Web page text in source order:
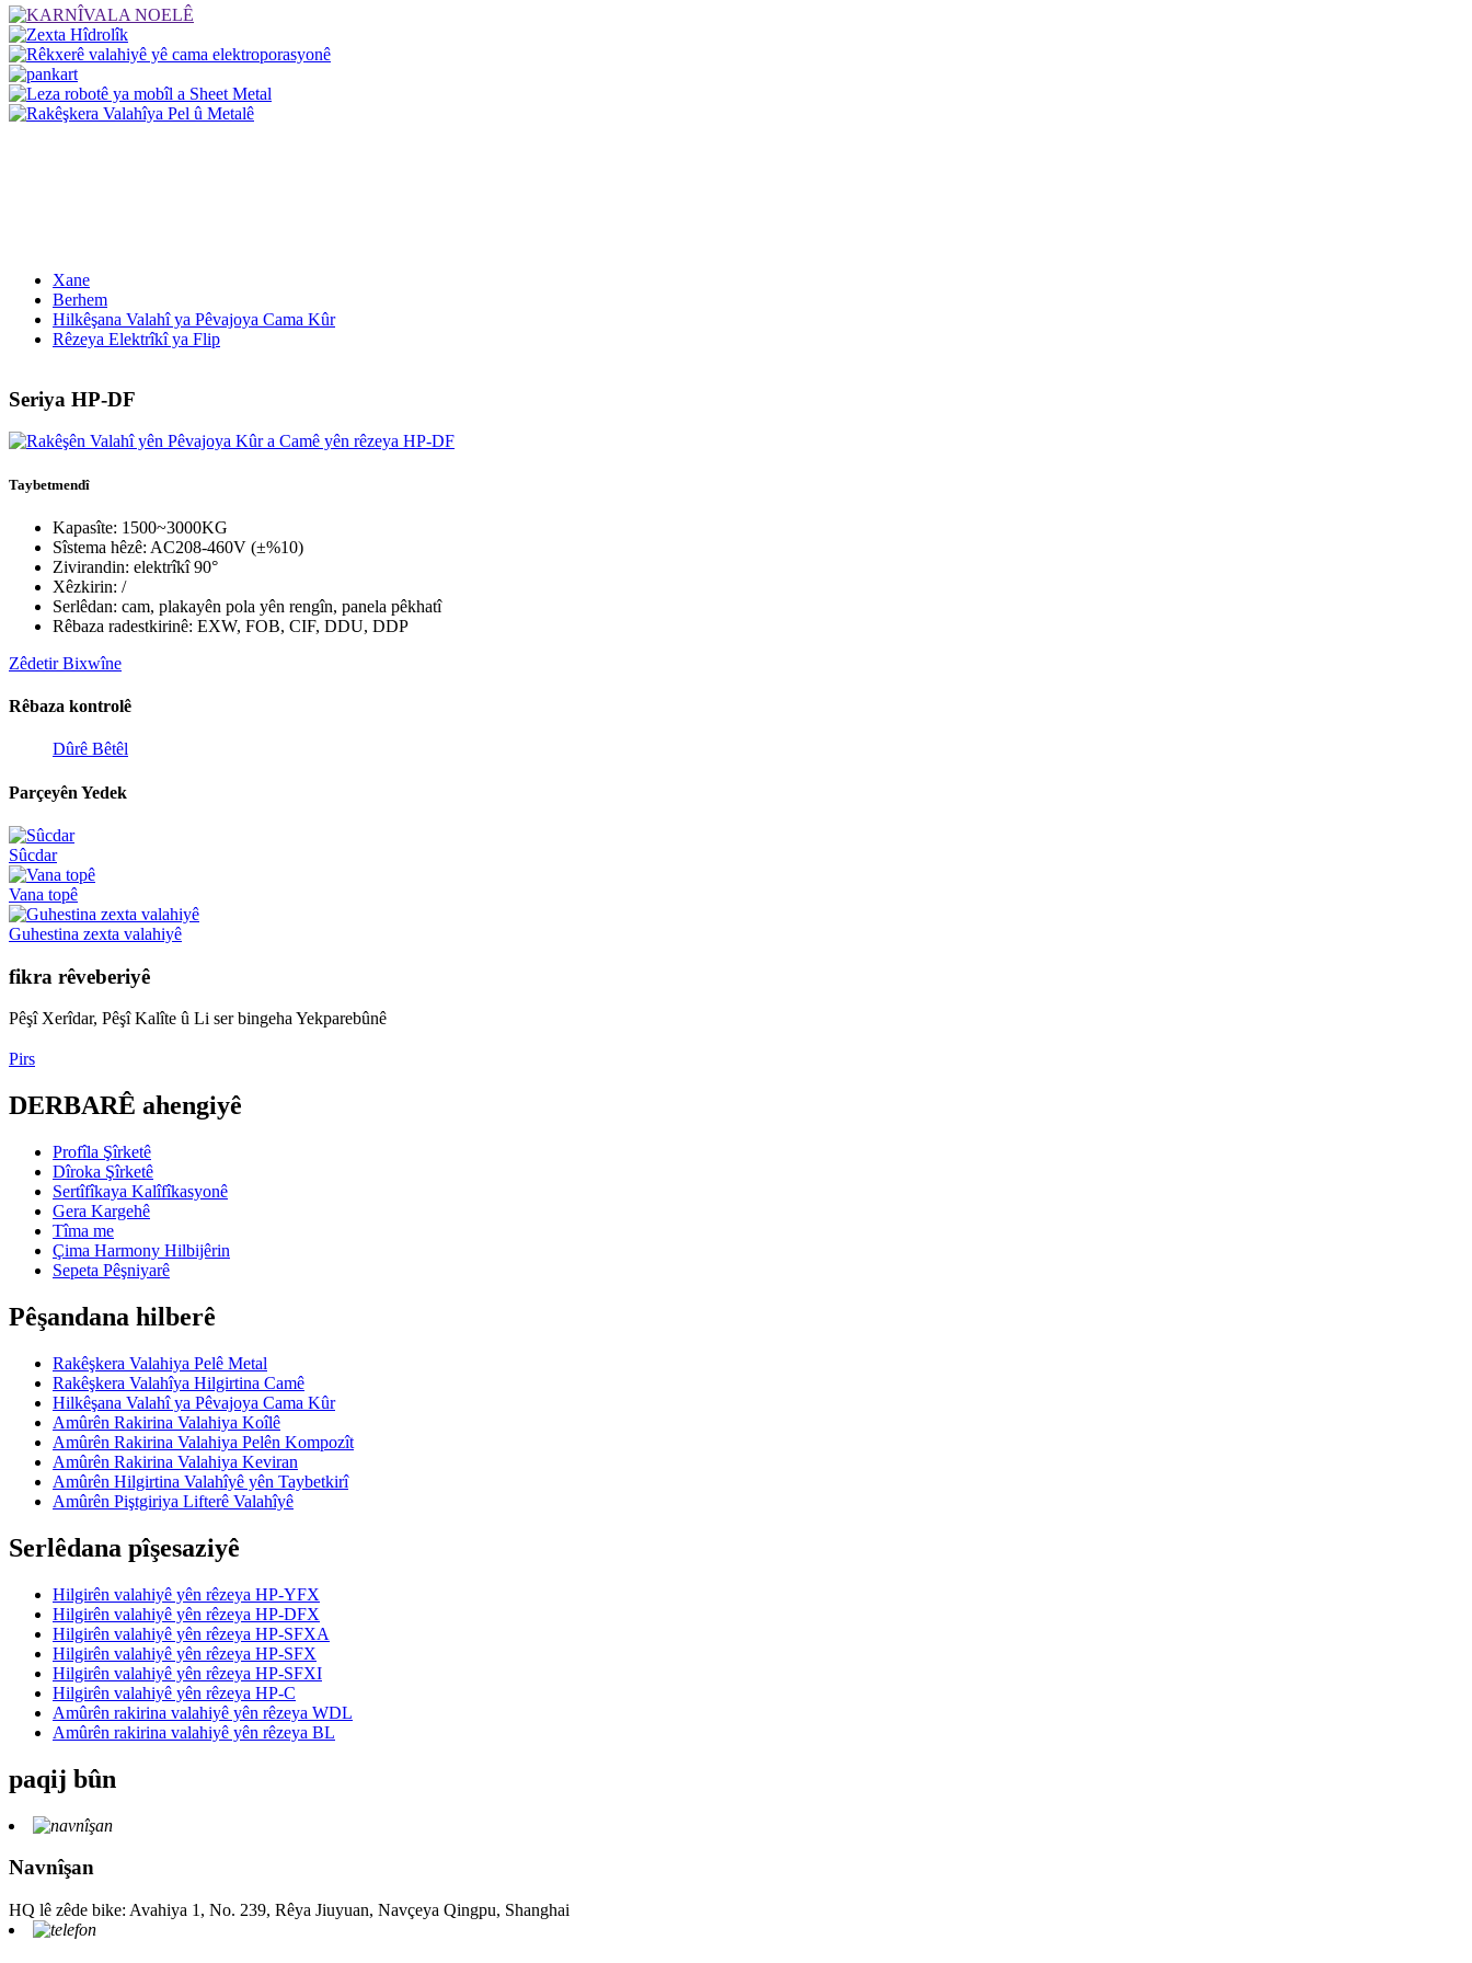
Xane
Berhem
Hilkêşana Valahî ya Pêvajoya Cama Kûr
Rêzeya Elektrîkî ya Flip
Seriya HP-DF
Taybetmendî
Kapasîte: 1500~3000KG
Sîstema hêzê: AC208-460V (±%10)
Zivirandin: elektrîkî 90°
Xêzkirin: /
Serlêdan: cam, plakayên pola yên rengîn, panela pêkhatî
Rêbaza radestkirinê: EXW, FOB, CIF, DDU, DDP
Zêdetir Bixwîne
Rêbaza kontrolê
Dûrê Bêtêl
Parçeyên Yedek
Sûcdar
Vana topê
Guhestina zexta valahiyê
fikra rêveberiyê
Pêşî Xerîdar, Pêşî Kalîte û Li ser bingeha Yekparebûnê
Pirs
DERBARÊ ahengiyê
Profîla Şîrketê
Dîroka Şîrketê
Sertîfîkaya Kalîfîkasyonê
Gera Kargehê
Tîma me
Çima Harmony Hilbijêrin
Sepeta Pêşniyarê
Pêşandana hilberê
Rakêşkera Valahiya Pelê Metal
Rakêşkera Valahîya Hilgirtina Camê
Hilkêşana Valahî ya Pêvajoya Cama Kûr
Amûrên Rakirina Valahiya Koîlê
Amûrên Rakirina Valahiya Pelên Kompozît
Amûrên Rakirina Valahiya Keviran
Amûrên Hilgirtina Valahîyê yên Taybetkirî
Amûrên Piştgiriya Lifterê Valahîyê
Serlêdana pîşesaziyê
Hilgirên valahiyê yên rêzeya HP-YFX
Hilgirên valahiyê yên rêzeya HP-DFX
Hilgirên valahiyê yên rêzeya HP-SFXA
Hilgirên valahiyê yên rêzeya HP-SFX
Hilgirên valahiyê yên rêzeya HP-SFXI
Hilgirên valahiyê yên rêzeya HP-C
Amûrên rakirina valahiyê yên rêzeya WDL
Amûrên rakirina valahiyê yên rêzeya BL
paqij bûn
Navnîşan
HQ lê zêde bike: Avahiya 1, No. 239, Rêya Jiuyuan, Navçeya Qingpu, Shanghai